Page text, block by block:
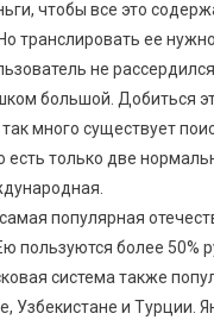
чтобы все это
транслировать ее
не
большой. Добиться
много существует
есть только две
популярная
пользуются более 50%
система также
Узбекистане и Турции.